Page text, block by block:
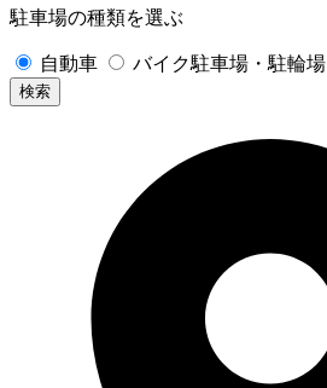
駐車場の種類を選ぶ
自動車 バイク駐車場・駐輪場
検索